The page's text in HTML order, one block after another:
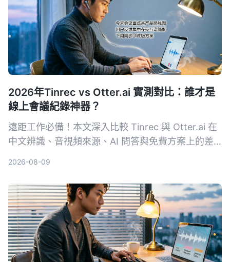
2026年Tinrec vs Otter.ai 實測對比：誰才是
線上會議紀錄神器？
遠距工作必備！本文深入比較 Tinrec 與 Otter.ai 在
中文辨識、音視頻來源、AI 問答與免費方案上的差
2026-08-09